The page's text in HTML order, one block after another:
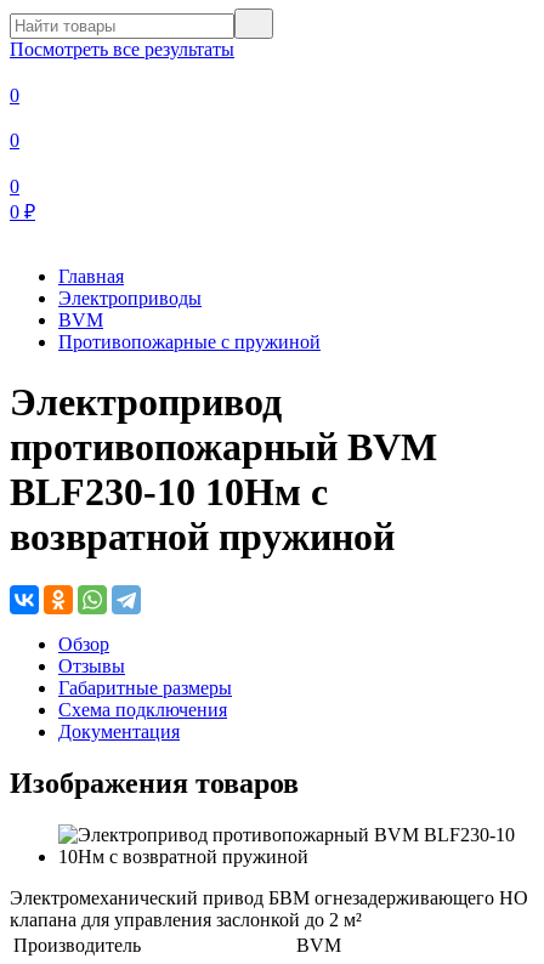
Посмотреть все результаты
0
0
0
0 ₽
Главная
Электроприводы
BVM
Противопожарные с пружиной
Электропривод
противопожарный BVM
BLF230-10 10Нм с
возвратной пружиной
Обзор
Отзывы
Габаритные размеры
Схема подключения
Документация
Изображения товаров
Электромеханический привод БВМ огнезадерживающего НО
клапана для управления заслонкой до 2 м²
Производитель
BVM